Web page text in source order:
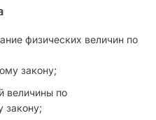
физических величин по
закону;
величины по
закону;